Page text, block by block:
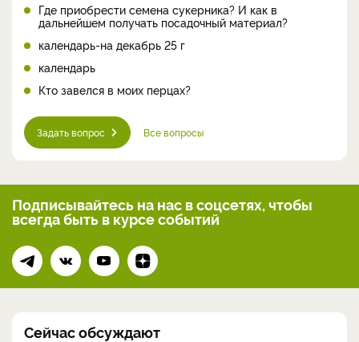
Где приобрести семена сукерника? И как в
дальнейшем получать посадочный материал?
календарь-на декабрь 25 г
календарь
Кто завелся в моих перцах?
Задать вопрос Все вопросы
Подписывайтесь на нас в соцсетях, чтобы
всегдабыть в курсе событий
Сейчас обсуждают